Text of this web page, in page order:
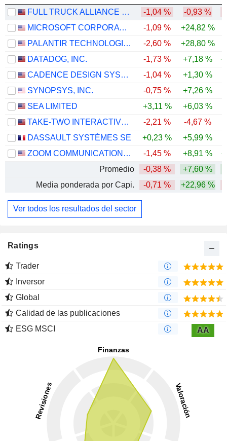
FULL TRUCK ALLIANCE CO. LTD. -1,04 % -0,93 %
MICROSOFT CORPORATION
-1,09 % +24,82 %
PALANTIR TECHNOLOGIES INC.
-2,60 % +28,80 %
DATADOG, INC.
-1,73 % +7,18 %
CADENCE DESIGN SYSTEMS, INC.
-1,04 % +1,30 %
SYNOPSYS, INC.
-0,75 % +7,26 %
SEA LIMITED
+3,11 % +6,03 %
TAKE-TWO INTERACTIVE SOFTWARE, INC.
-2,21 % -4,67 %
DASSAULT SYSTÈMES SE
+0,23 % +5,99 %
ZOOM COMMUNICATIONS, INC.
-1,45 % +8,91 %
Promedio
-0,38 % +7,60 %
Media ponderada por Capi.
-0,71 % +22,96 %
Ver todos los resultados del sector
Ratings
Trader
Inversor
Global
Calidad de las publicaciones
ESG MSCI
AA